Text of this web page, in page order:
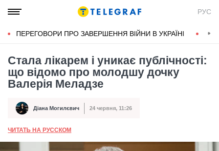
РУС
ПЕРЕГОВОРИ ПРО ЗАВЕРШЕННЯ ВІЙНИ В УКРАЇНІ
Стала лікарем і уникає публічності:
що відомо про молодшу дочку
Валерія Меладзе
Автор Діана Могилєвич
Дата публікації 24 червня, 11:26
ЧИТАТЬ НА РУССКОМ